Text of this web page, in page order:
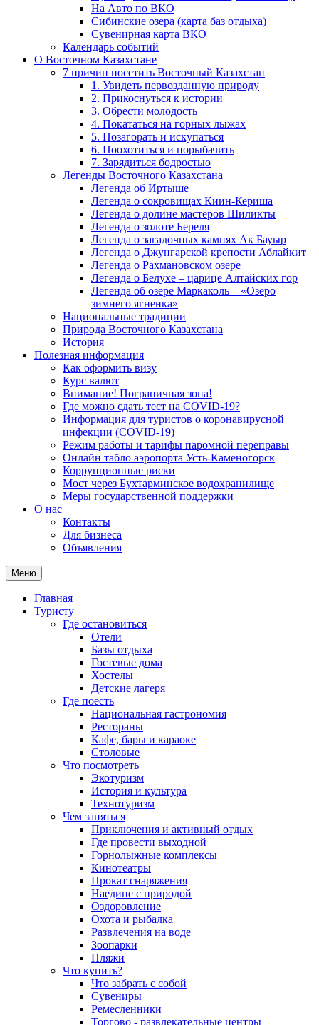
На Авто по ВКО
Сибинские озера (карта баз отдыха)
Сувенирная карта ВКО
Календарь событий
О Восточном Казахстане
7 причин посетить Восточный Казахстан
1. Увидеть первозданную природу
2. Прикоснуться к истории
3. Обрести молодость
4. Покататься на горных лыжах
5. Позагорать и искупаться
6. Поохотиться и порыбачить
7. Зарядиться бодростью
Легенды Восточного Казахстана
Легенда об Иртыше
Легенда о сокровищах Киин-Кериша
Легенда о долине мастеров Шиликты
Легенда о золоте Береля
Легенда о загадочных камнях Ак Бауыр
Легенда о Джунгарской крепости Аблайкит
Легенда о Рахмановском озере
Легенда о Белухе – царице Алтайских гор
Легенда об озере Маркаколь – «Озеро
зимнего ягненка»
Национальные традиции
Природа Восточного Казахстана
История
Полезная информация
Как оформить визу
Курс валют
Внимание! Пограничная зона!
Где можно сдать тест на COVID-19?
Информация для туристов о коронавирусной
инфекции (COVID-19)
Режим работы и тарифы паромной переправы
Онлайн табло аэропорта Усть-Каменогорск
Коррупционные риски
Мост через Бухтарминское водохранилище
Меры государственной поддержки
О нас
Контакты
Для бизнеса
Объявления
Меню
Главная
Туристу
Где остановиться
Отели
Базы отдыха
Гостевые дома
Хостелы
Детские лагеря
Где поесть
Национальная гастрономия
Рестораны
Кафе, бары и караоке
Столовые
Что посмотреть
Экотуризм
История и культура
Технотуризм
Чем заняться
Приключения и активный отдых
Где провести выходной
Горнолыжные комплексы
Кинотеатры
Прокат снаряжения
Наедине с природой
Оздоровление
Охота и рыбалка
Развлечения на воде
Зоопарки
Пляжи
Что купить?
Что забрать с собой
Сувениры
Ремесленники
Торгово - развлекательные центры